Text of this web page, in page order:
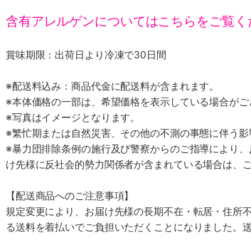
含有アレルゲンについてはこちらをご覧く
賞味期限：出荷日より冷凍で30日間
※配送料込み：商品代金に配送料が含まれます。
※本体価格の一部は、希望価格を表示している場合がご
※写真はイメージとなります。
※繁忙期または自然災害、その他の不測の事態に伴う
※暴力団排除条例の施行及び警察からのご指導により
け先様に反社会的勢力関係者が含まれている場合は、
【配送商品へのご注意事項】
規定変更により、お届け先様の長期不在・転居・住所
る送料を着払いでご負担いただくことになりました。